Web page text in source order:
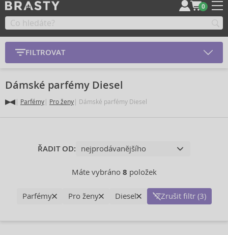
0
FILTROVAT
Dámské parfémy Diesel
Parfémy Pro ženy Dámské parfémy Diesel
ŘADIT OD:
Máte vybráno 8 položek
Parfémy Pro ženy Diesel Zrušit filtr (3)